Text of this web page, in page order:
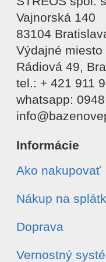
Vajnorská 140
83104
Výdajné miesto
Rádiová 49,
tel.: + 421 911
whatsapp:
Informácie
Ako nakupovať
Nákup na
Doprava
Vernostný